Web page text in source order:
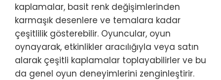
kaplamalar, basit renk değişimlerinden
karmaşık desenlere ve temalara kadar
çeşitlilik gösterebilir. Oyuncular, oyun
oynayarak, etkinlikler aracılığıyla veya satın
alarak çeşitli kaplamalar toplayabilirler ve bu
da genel oyun deneyimlerini zenginleştirir.